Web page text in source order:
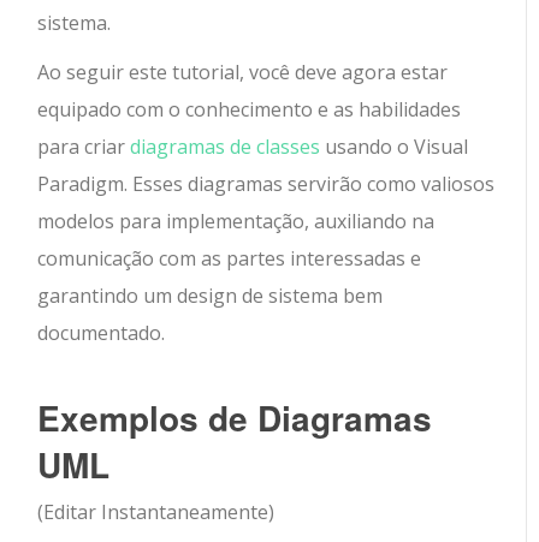
sistema.
Ao seguir este tutorial, você deve agora estar
equipado com o conhecimento e as habilidades
para criardiagramas de classes usando o Visual
Paradigm. Esses diagramas servirão como valiosos
modelos para implementação, auxiliando na
comunicação com as partes interessadas e
garantindo um design de sistema bem
documentado.
Exemplos de Diagramas
UML
(Editar Instantaneamente)